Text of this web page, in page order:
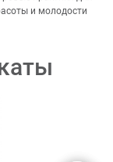
и молодости